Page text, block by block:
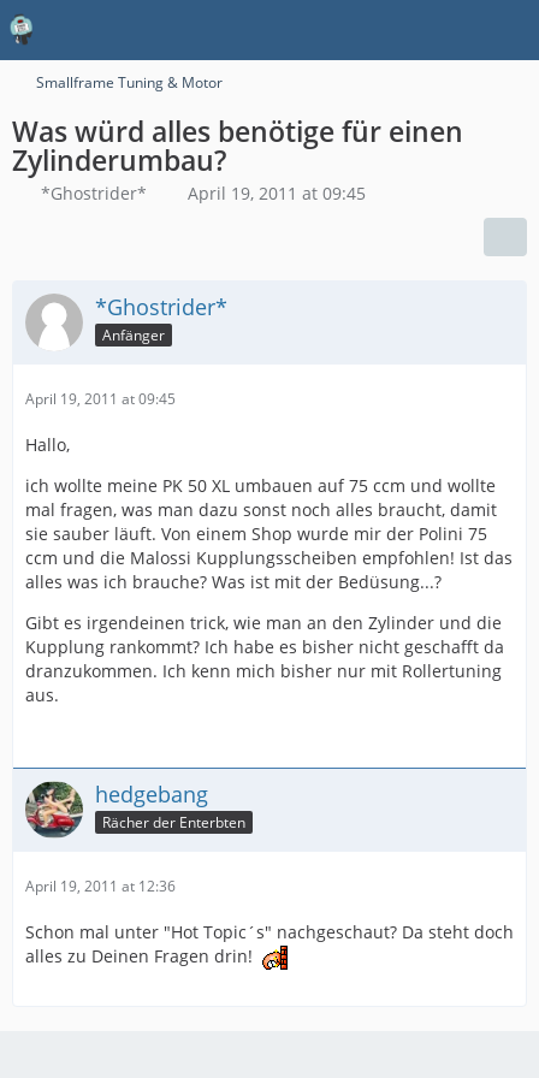
Smallframe Tuning & Motor
Was würd alles benötige für einen
Zylinderumbau?
*Ghostrider* April 19, 2011 at 09:45
*Ghostrider*
Anfänger
April 19, 2011 at 09:45
Hallo,
ich wollte meine PK 50 XL umbauen auf 75 ccm und wollte
mal fragen, was man dazu sonst noch alles braucht, damit
sie sauber läuft. Von einem Shop wurde mir der Polini 75
ccm und die Malossi Kupplungsscheiben empfohlen! Ist das
alles was ich brauche? Was ist mit der Bedüsung...?
Gibt es irgendeinen trick, wie man an den Zylinder und die
Kupplung rankommt? Ich habe es bisher nicht geschafft da
dranzukommen. Ich kenn mich bisher nur mit Rollertuning
aus.
hedgebang
Rächer der Enterbten
April 19, 2011 at 12:36
Schon mal unter "Hot Topic´s" nachgeschaut? Da steht doch
alles zu Deinen Fragen drin!